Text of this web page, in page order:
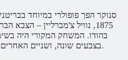
סנוקר הפך פופולרי במיוחד
1875, נוויל צ'מברליין – הצבא
בהודו. המשחק המקורי היה
בצבעים שונה, ושניים האחרים הופיעו בשנת 1890.